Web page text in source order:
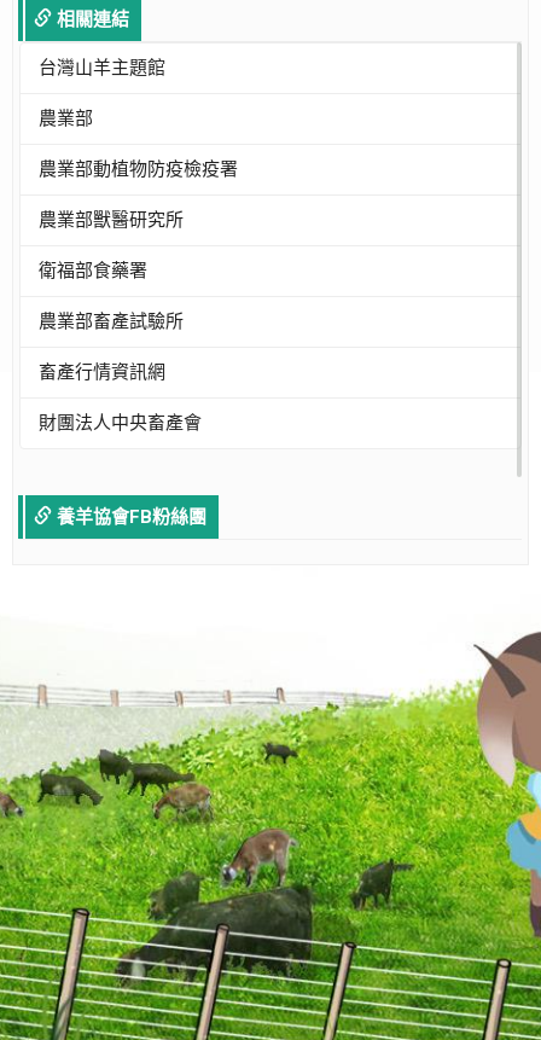
相關連結
台灣山羊主題館
農業部
農業部動植物防疫檢疫署
農業部獸醫研究所
衛福部食藥署
農業部畜產試驗所
畜產行情資訊網
財團法人中央畜產會
養羊協會FB粉絲團